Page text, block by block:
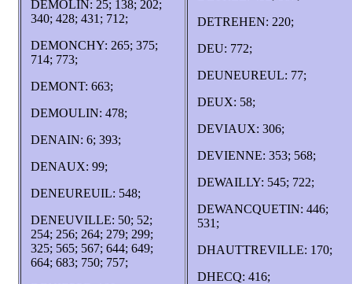
DEMOLIN: 25; 138; 202;
340; 428; 431; 712;
DEMONCHY: 265; 375;
714; 773;
DEMONT: 663;
DEMOULIN: 478;
DENAIN: 6; 393;
DENAUX: 99;
DENEUREUIL: 548;
DENEUVILLE: 50; 52;
254; 256; 264; 279; 299;
325; 565; 567; 644; 649;
664; 683; 750; 757;
DETREHEN: 220;
DEU: 772;
DEUNEUREUL: 77;
DEUX: 58;
DEVIAUX: 306;
DEVIENNE: 353; 568;
DEWAILLY: 545; 722;
DEWANCQUETIN: 446;
531;
DHAUTTREVILLE: 170;
DHECQ: 416;